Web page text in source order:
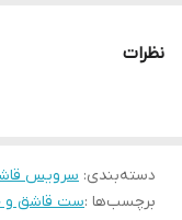
نظرات
دسته‌بندی: سرویس
برچسب‌ها :ست قاشق و